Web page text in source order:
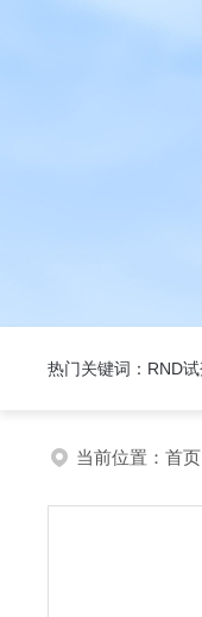
热门关键词：RND
当前位置： 首页